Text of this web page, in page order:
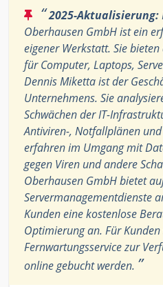
“2025-Aktualisierung:
Oberhausen GmbH ist ein
eigener Werkstatt. Sie
für Computer, Laptops,
Dennis Miketta ist der
Unternehmens. Sie
Schwächen der IT-
Antiviren-, Notfallplänen
erfahren im Umgang mit
gegen Viren und andere
Oberhausen GmbH bietet
Servermanagementdienste
Kunden eine kostenlose
Optimierung an. Für
Fernwartungsservice zur
online gebucht werden. ”